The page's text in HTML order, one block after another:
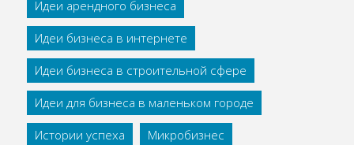
Идеи арендного бизнеса
Идеи бизнеса в интернете
Идеи бизнеса в строительной сфере
Идеи для бизнеса в маленьком городе
Истории успеха
Микробизнес